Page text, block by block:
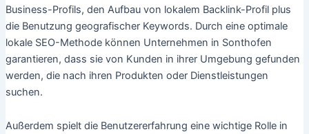
Business-Profils, den Aufbau von lokalem Backlink-Profil plus
die Benutzung geografischer Keywords. Durch eine optimale
lokale SEO-Methode können Unternehmen in Sonthofen
garantieren, dass sie von Kunden in ihrer Umgebung gefunden
werden, die nach ihren Produkten oder Dienstleistungen
suchen.
Außerdem spielt die Benutzererfahrung eine wichtige Rolle in